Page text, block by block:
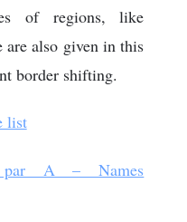
of regions, like
are also given in this
border shifting.
list
par A – Names